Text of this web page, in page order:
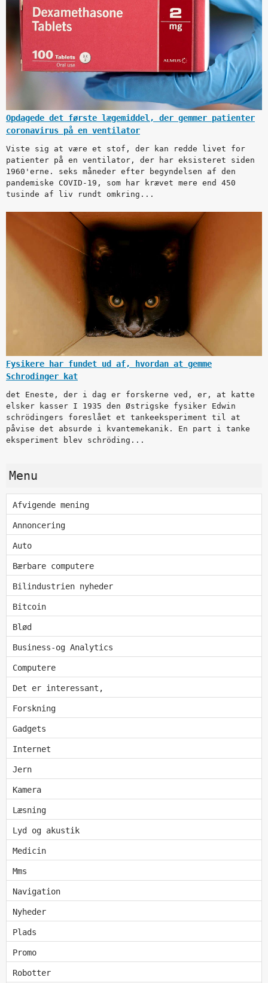
Opdagede det første lægemiddel, der gemmer patienter
coronavirus på en ventilator
Viste sig at være et stof, der kan redde livet for
patienter på en ventilator, der har eksisteret siden
1960'erne. seks måneder efter begyndelsen af den
pandemiske COVID-19, som har krævet mere end 450
tusinde af liv rundt omkring...
Fysikere har fundet ud af, hvordan at gemme
Schrodinger kat
det Eneste, der i dag er forskerne ved, er, at katte
elsker kasser I 1935 den Østrigske fysiker Edwin
schrödingers foreslået et tankeeksperiment til at
påvise det absurde i kvantemekanik. En part i tanke
eksperiment blev schröding...
Menu
Afvigende mening
Annoncering
Auto
Bærbare computere
Bilindustrien nyheder
Bitcoin
Blød
Business-og Analytics
Computere
Det er interessant,
Forskning
Gadgets
Internet
Jern
Kamera
Læsning
Lyd og akustik
Medicin
Mms
Navigation
Nyheder
Plads
Promo
Robotter